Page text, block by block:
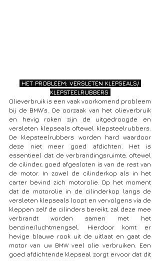
KLEPSTEELRUBBERS
Olieverbruik is een vaak voorkomend probleem
bij de BMW’s. De oorzaak van het olieverbruik
en hevig roken zijn de uitgedroogde en
versleten klepseals oftewel klepsteelrubbers.
De klepsteelrubbers worden hard waardoor
deze niet meer goed afdichten. Het is
essentieel dat de verbrandingsruimte, oftewel
de cilinder, goed afgesloten is van de rest van
de motor. In zowel de cilinderkop als in het
carter bevind zich motorolie. Op het moment
dat de motorolie in de cilinderkop langs de
versleten klepseals loopt en vervolgens via de
kleppen zelf de cilinders bereikt, zal deze mee
verbrandt worden samen met het
benzine/luchtmengsel. Hierdoor komt er
hevige blauwe rook uit de uitlaat en gaat de
motor van uw BMW veel olie verbruiken. Een
goed afdichtende klepseal zorgt ervoor dat dit